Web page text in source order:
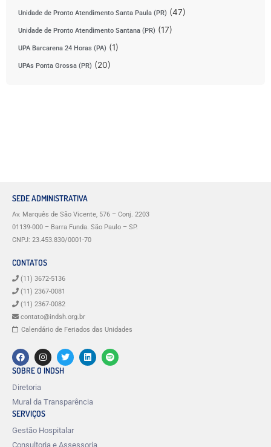
Unidade de Pronto Atendimento Santa Paula (PR) (47)
Unidade de Pronto Atendimento Santana (PR) (17)
UPA Barcarena 24 Horas (PA) (1)
UPAs Ponta Grossa (PR) (20)
SEDE ADMINISTRATIVA
Av. Marquês de São Vicente, 576 – Conj. 2203
01139-000 – Barra Funda. São Paulo – SP.
CNPJ: 23.453.830/0001-70
CONTATOS
(11) 3672-5136
(11) 2367-0081
(11) 2367-0082
contato@indsh.org.br
Calendário de Feriados das Unidades
SOBRE O INDSH
Diretoria
Mural da Transparência
SERVIÇOS
Gestão Hospitalar
Consultoria e Assessoria